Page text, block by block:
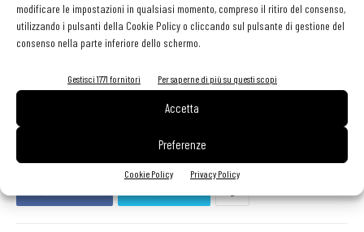
modificare le impostazioni in qualsiasi momento, compreso il ritiro del consenso,
utilizzando i pulsanti della Cookie Policy o cliccando sul pulsante di gestione del
consenso nella parte inferiore dello schermo.
Gestisci 1771 fornitori Per saperne di più su questi scopi
Accetta
Preferenze
Cookie Policy Privacy Policy
Costo delle merci: 1,82 euro a porzione
Divine creazioni Mammoli patate viola
patate vitelotte